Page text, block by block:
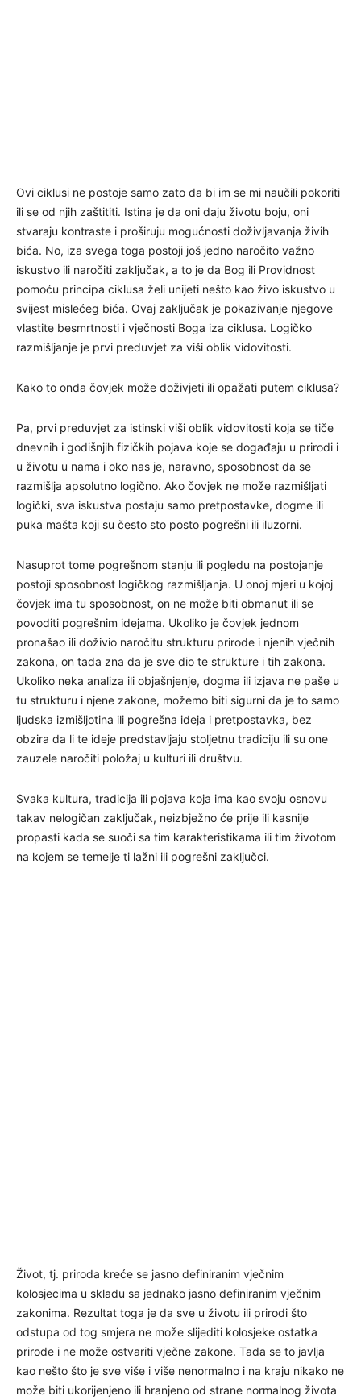
Ovi ciklusi ne postoje samo zato da bi im se mi naučili pokoriti
ili se od njih zaštititi. Istina je da oni daju životu boju, oni
stvaraju kontraste i proširuju mogućnosti doživljavanja živih
bića. No, iza svega toga postoji još jedno naročito važno
iskustvo ili naročiti zaključak, a to je da Bog ili Providnost
pomoću principa ciklusa želi unijeti nešto kao živo iskustvo u
svijest mislećeg bića. Ovaj zaključak je pokazivanje njegove
vlastite besmrtnosti i vječnosti Boga iza ciklusa. Logičko
razmišljanje je prvi preduvjet za viši oblik vidovitosti.
Kako to onda čovjek može doživjeti ili opažati putem ciklusa?
Pa, prvi preduvjet za istinski viši oblik vidovitosti koja se tiče
dnevnih i godišnjih fizičkih pojava koje se događaju u prirodi i
u životu u nama i oko nas je, naravno, sposobnost da se
razmišlja apsolutno logično. Ako čovjek ne može razmišljati
logički, sva iskustva postaju samo pretpostavke, dogme ili
puka mašta koji su često sto posto pogrešni ili iluzorni.
Nasuprot tome pogrešnom stanju ili pogledu na postojanje
postoji sposobnost logičkog razmišljanja. U onoj mjeri u kojoj
čovjek ima tu sposobnost, on ne može biti obmanut ili se
povoditi pogrešnim idejama. Ukoliko je čovjek jednom
pronašao ili doživio naročitu strukturu prirode i njenih vječnih
zakona, on tada zna da je sve dio te strukture i tih zakona.
Ukoliko neka analiza ili objašnjenje, dogma ili izjava ne paše u
tu strukturu i njene zakone, možemo biti sigurni da je to samo
ljudska izmišljotina ili pogrešna ideja i pretpostavka, bez
obzira da li te ideje predstavljaju stoljetnu tradiciju ili su one
zauzele naročiti položaj u kulturi ili društvu.
Svaka kultura, tradicija ili pojava koja ima kao svoju osnovu
takav nelogičan zaključak, neizbježno će prije ili kasnije
propasti kada se suoči sa tim karakteristikama ili tim životom
na kojem se temelje ti lažni ili pogrešni zaključci.
Život, tj. priroda kreće se jasno definiranim vječnim
kolosjecima u skladu sa jednako jasno definiranim vječnim
zakonima. Rezultat toga je da sve u životu ili prirodi što
odstupa od tog smjera ne može slijediti kolosjeke ostatka
prirode i ne može ostvariti vječne zakone. Tada se to javlja
kao nešto što je sve više i više nenormalno i na kraju nikako ne
može biti ukorijenjeno ili hranjeno od strane normalnog života